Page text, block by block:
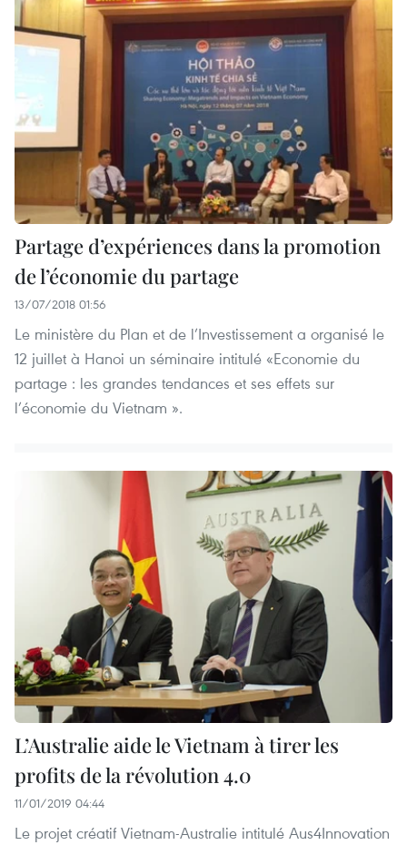
Partage d’expériences dans la promotion
de l’économie du partage
13/07/2018 01:56
Le ministère du Plan et de l’Investissement a organisé le
12 juillet à Hanoi un séminaire intitulé «Economie du
partage : les grandes tendances et ses effets sur
l’économie du Vietnam ».
L’Australie aide le Vietnam à tirer les
profits de la révolution 4.0
11/01/2019 04:44
Le projet créatif Vietnam-Australie intitulé Aus4Innovation